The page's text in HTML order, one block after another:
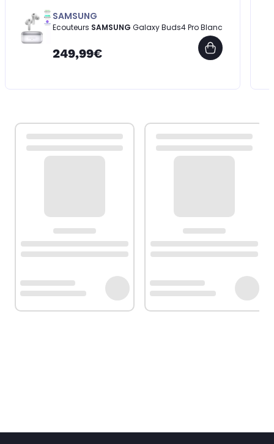
SAMSUNG
Ecouteurs SAMSUNG Galaxy Buds4 Pro Blanc
249,99€